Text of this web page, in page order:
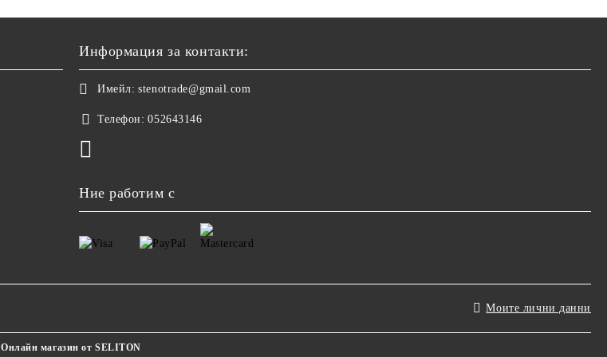
Информация за контакти:
Имейл: stenotrade@gmail.com
Телефон: 052643146
Ние работим с
Моите лични данни
Онлайн магазин от SELITON